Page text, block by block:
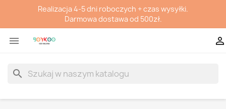
Realizacja 4-5 dni roboczych + czas wysyłki.
Darmowa dostawa od 500zł.
 
search